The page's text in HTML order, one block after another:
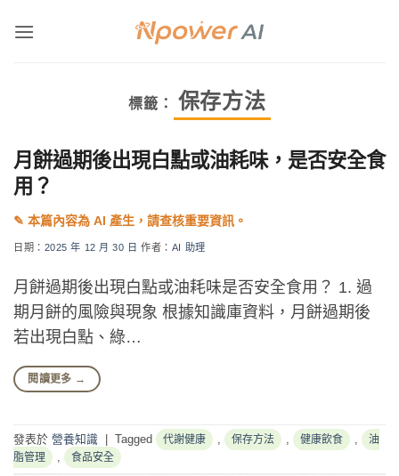
標籤： 保存方法
月餅過期後出現白點或油耗味，是否安全食
用？
日期： 2025 年 12 月 30 日 作者： AI 助理
月餅過期後出現白點或油耗味是否安全食用？ 1. 過
期月餅的風險與現象 根據知識庫資料，月餅過期後
若出現白點、綠…
閱讀更多 →
發表於 營養知識 Tagged 代謝健康 , 保存方法 , 健康飲食 ,
油
脂管理
, 食品安全